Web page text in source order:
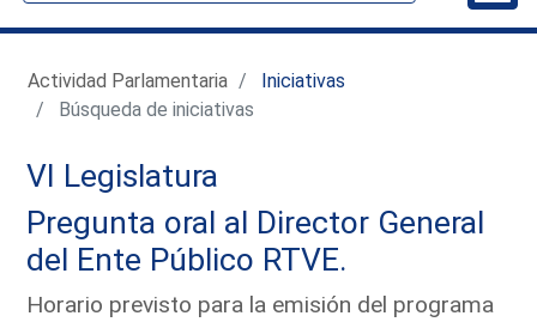
Actividad Parlamentaria
Iniciativas
Búsqueda de iniciativas
VI Legislatura
Pregunta oral al Director General
del Ente Público RTVE.
Horario previsto para la emisión del programa